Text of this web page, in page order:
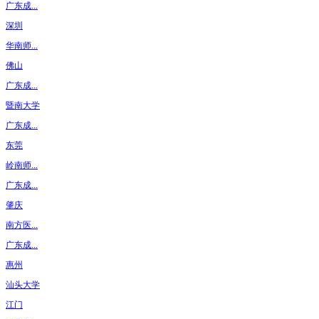
广东成...
深圳
华南师...
佛山
广东成...
暨南大学
广东成...
东莞
岭南师...
广东成...
肇庆
南方医...
广东成...
惠州
汕头大学
江门